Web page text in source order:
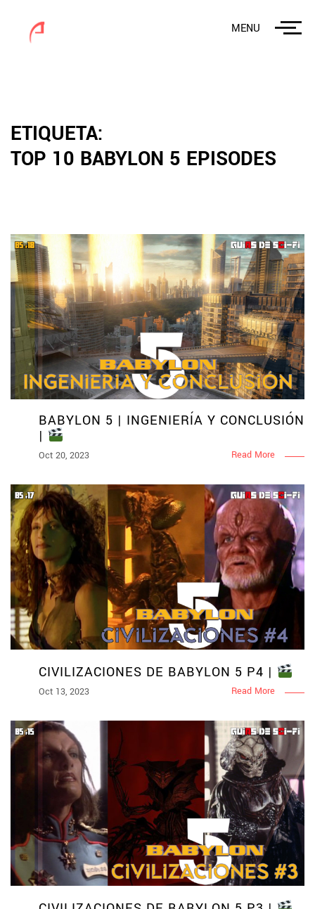
MENU
ETIQUETA:
TOP 10 BABYLON 5 EPISODES
BABYLON 5 | INGENIERÍA Y CONCLUSIÓN
|
Oct 20, 2023 Read More
CIVILIZACIONES DE BABYLON 5 P4 |
Oct 13, 2023 Read More